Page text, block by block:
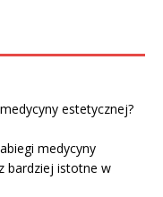
estetycznej?
medycyny
bardziej istotne w